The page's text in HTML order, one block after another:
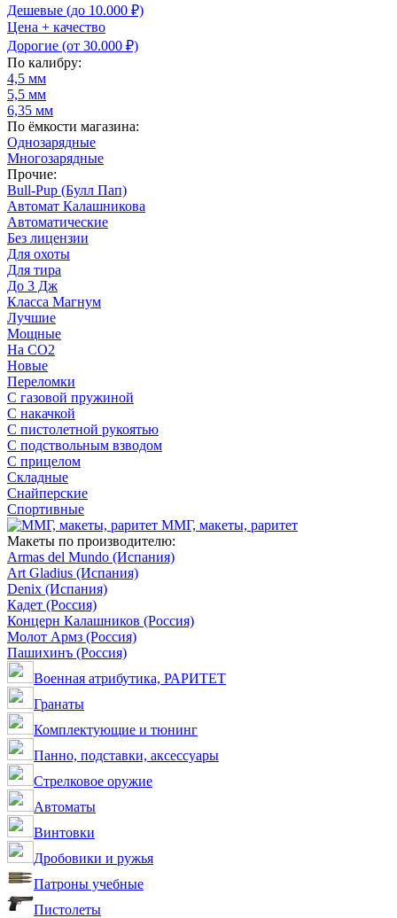
Дешевые (до 10.000 ₽)
Цена + качество
Дорогие (от 30.000 ₽)
По калибру:
4,5 мм
5,5 мм
6,35 мм
По ёмкости магазина:
Однозарядные
Многозарядные
Прочие:
Bull-Pup (Булл Пап)
Автомат Калашникова
Автоматические
Без лицензии
Для охоты
Для тира
До 3 Дж
Класса Магнум
Лучшие
Мощные
На CO2
Новые
Переломки
С газовой пружиной
С накачкой
С пистолетной рукоятью
С подствольным взводом
С прицелом
Складные
Снайперские
Спортивные
ММГ, макеты, раритет
Макеты по производителю:
Armas del Mundo (Испания)
Art Gladius (Испания)
Denix (Испания)
Кадет (Россия)
Концерн Калашников (Россия)
Молот Армз (Россия)
Пашихинъ (Россия)
Военная атрибутика, РАРИТЕТ
Гранаты
Комплектующие и тюнинг
Панно, подставки, аксессуары
Стрелковое оружие
Автоматы
Винтовки
Дробовики и ружья
Патроны учебные
Пистолеты